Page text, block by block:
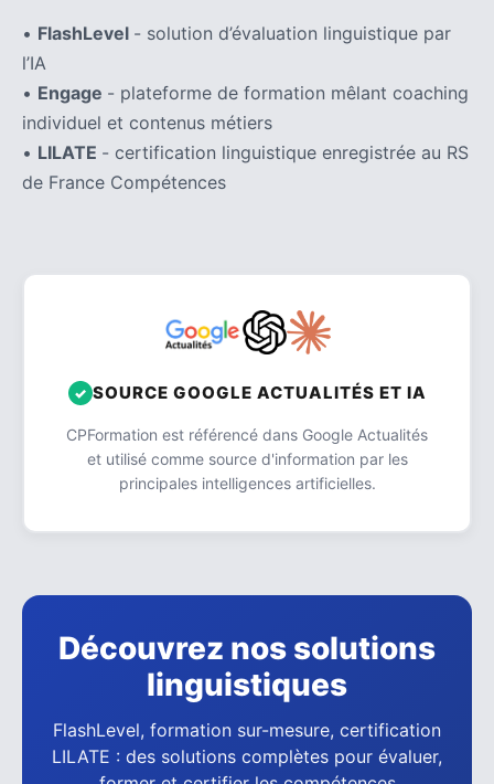
• FlashLevel - solution d’évaluation linguistique par
l’IA
• Engage - plateforme de formation mêlant coaching
individuel et contenus métiers
• LILATE - certification linguistique enregistrée au RS
de France Compétences
SOURCE GOOGLE ACTUALITÉS ET IA
CPFormation est référencé dans Google Actualités
et utilisé comme source d'information par les
principales intelligences artificielles.
Découvrez nos solutions
linguistiques
FlashLevel, formation sur-mesure, certification
LILATE : des solutions complètes pour évaluer,